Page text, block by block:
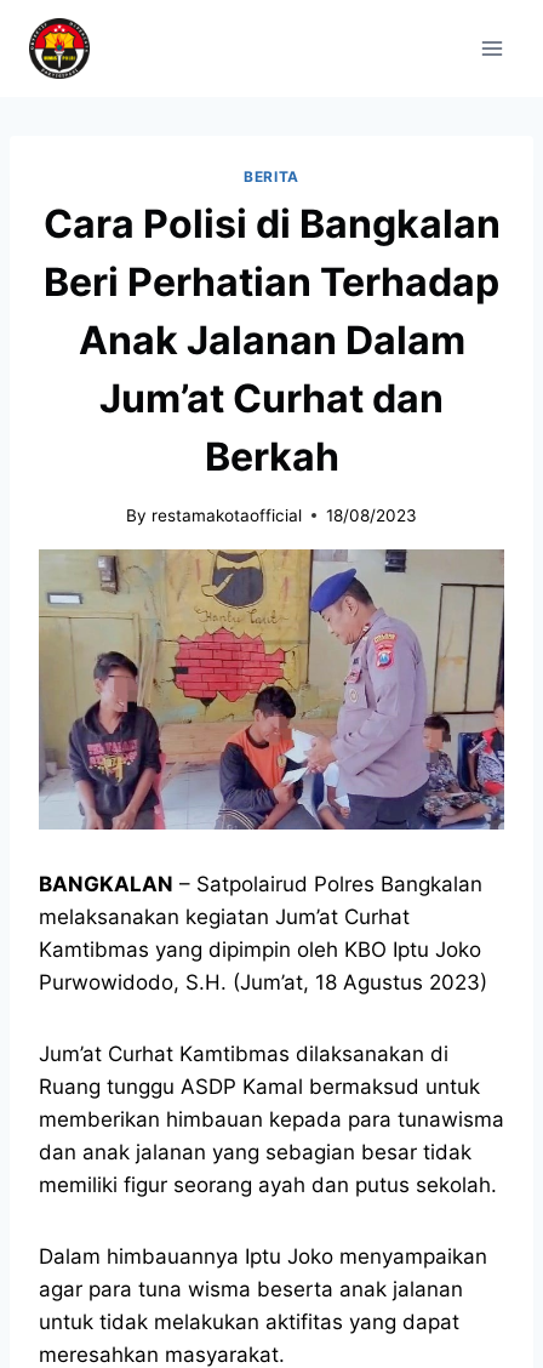
BERITA
Cara Polisi di Bangkalan
Beri Perhatian Terhadap
Anak Jalanan Dalam
Jum’at Curhat dan
Berkah
By restamakotaofficial 18/08/2023
BANGKALAN – Satpolairud Polres Bangkalan
melaksanakan kegiatan Jum’at Curhat
Kamtibmas yang dipimpin oleh KBO Iptu Joko
Purwowidodo, S.H. (Jum’at, 18 Agustus 2023)
Jum’at Curhat Kamtibmas dilaksanakan di
Ruang tunggu ASDP Kamal bermaksud untuk
memberikan himbauan kepada para tunawisma
dan anak jalanan yang sebagian besar tidak
memiliki figur seorang ayah dan putus sekolah.
Dalam himbauannya Iptu Joko menyampaikan
agar para tuna wisma beserta anak jalanan
untuk tidak melakukan aktifitas yang dapat
meresahkan masyarakat.